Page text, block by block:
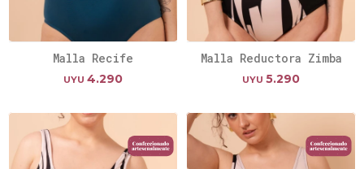
Malla Recife
UYU 4.290
Malla Reductora Zimba
UYU 5.290